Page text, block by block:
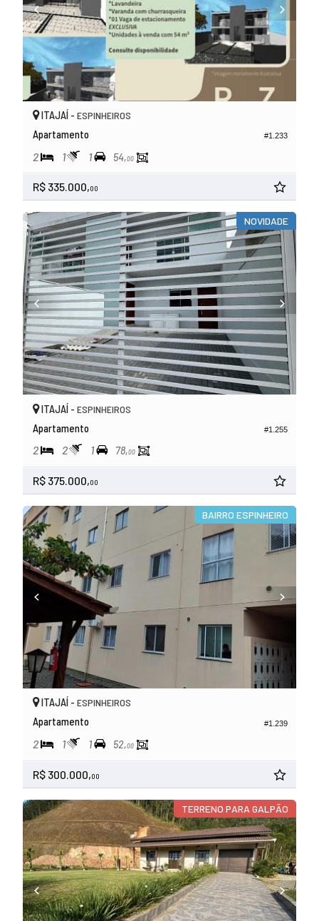
#1.233
ITAJAÍ - ESPINHEIROS
Apartamento
2 1 1 54,00
R$ 335.000,00
NOVIDADE
#1.255
ITAJAÍ - ESPINHEIROS
Apartamento
2 2 1 78,00
R$ 375.000,00
BAIRRO ESPINHEIRO
#1.239
ITAJAÍ - ESPINHEIROS
Apartamento
2 1 1 52,00
R$ 300.000,00
TERRENO PARA GALPÃO